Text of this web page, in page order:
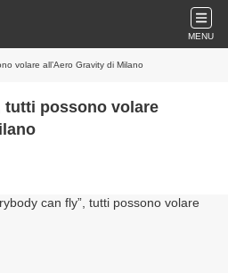
MENU
volare all’Aero Gravity di Milano
tutti possono volare